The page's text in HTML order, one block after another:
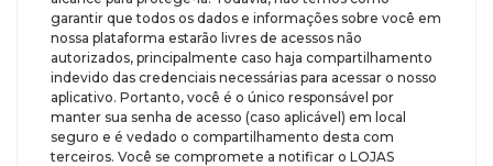
garantir que todos os dados e informações sobre você em
nossa plataforma estarão livres de acessos não
autorizados, principalmente caso haja compartilhamento
indevido das credenciais necessárias para acessar o nosso
aplicativo. Portanto, você é o único responsável por
manter sua senha de acesso (caso aplicável) em local
seguro e é vedado o compartilhamento desta com
terceiros. Você se compromete a notificar o LOJAS